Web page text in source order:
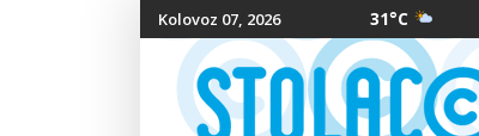
Kolovoz 07, 2026 31°C